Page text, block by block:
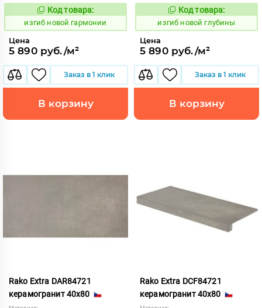
570641
Код товара:
изгиб новой гармонии
Цена
5 890 руб./м²
Заказ в 1 клик
В корзину
570642
Код товара:
изгиб новой глубины
Цена
5 890 руб./м²
Заказ в 1 клик
В корзину
Rako Extra DAR84721
керамогранит 40x80
Rako Extra DCF84721
керамогранит 40x80